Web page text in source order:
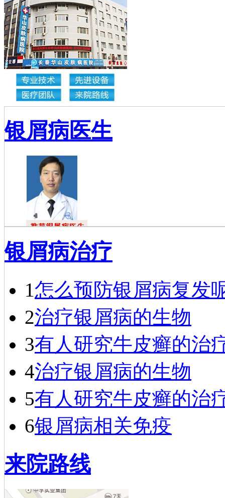
银屑病医生
杜福龙
杜福龙，主任
医师，银屑病资深
毕业于…
[详细]
银屑病治疗
1怎么预防银屑病复发
2治疗银屑病的生物
3有人研究牛皮癣的治
4治疗银屑病的生物
5有人研究牛皮癣的治
6银屑病相关免疫
来院路线